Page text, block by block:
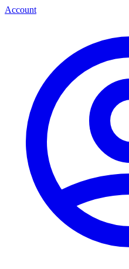
Account